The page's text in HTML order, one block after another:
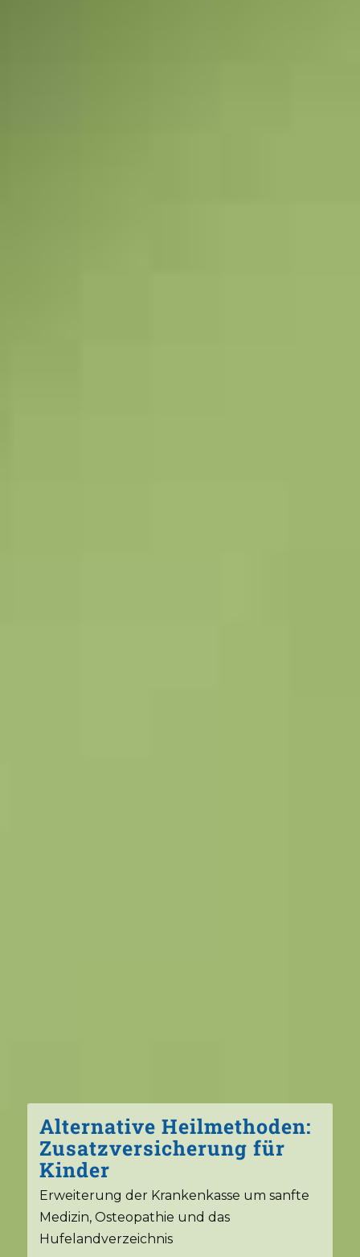
Alternative Heilmethoden:
Zusatzversicherung für
Kinder
Erweiterung der Krankenkasse um sanfte
Medizin, Osteopathie und das
Hufelandverzeichnis